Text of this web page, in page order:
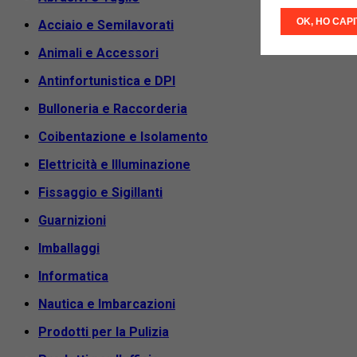
Acciaio e Semilavorati
Animali e Accessori
Antinfortunistica e DPI
Bulloneria e Raccorderia
Coibentazione e Isolamento
Elettricità e Illuminazione
Fissaggio e Sigillanti
Guarnizioni
Imballaggi
Informatica
Nautica e Imbarcazioni
Prodotti per la Pulizia
OK, HO